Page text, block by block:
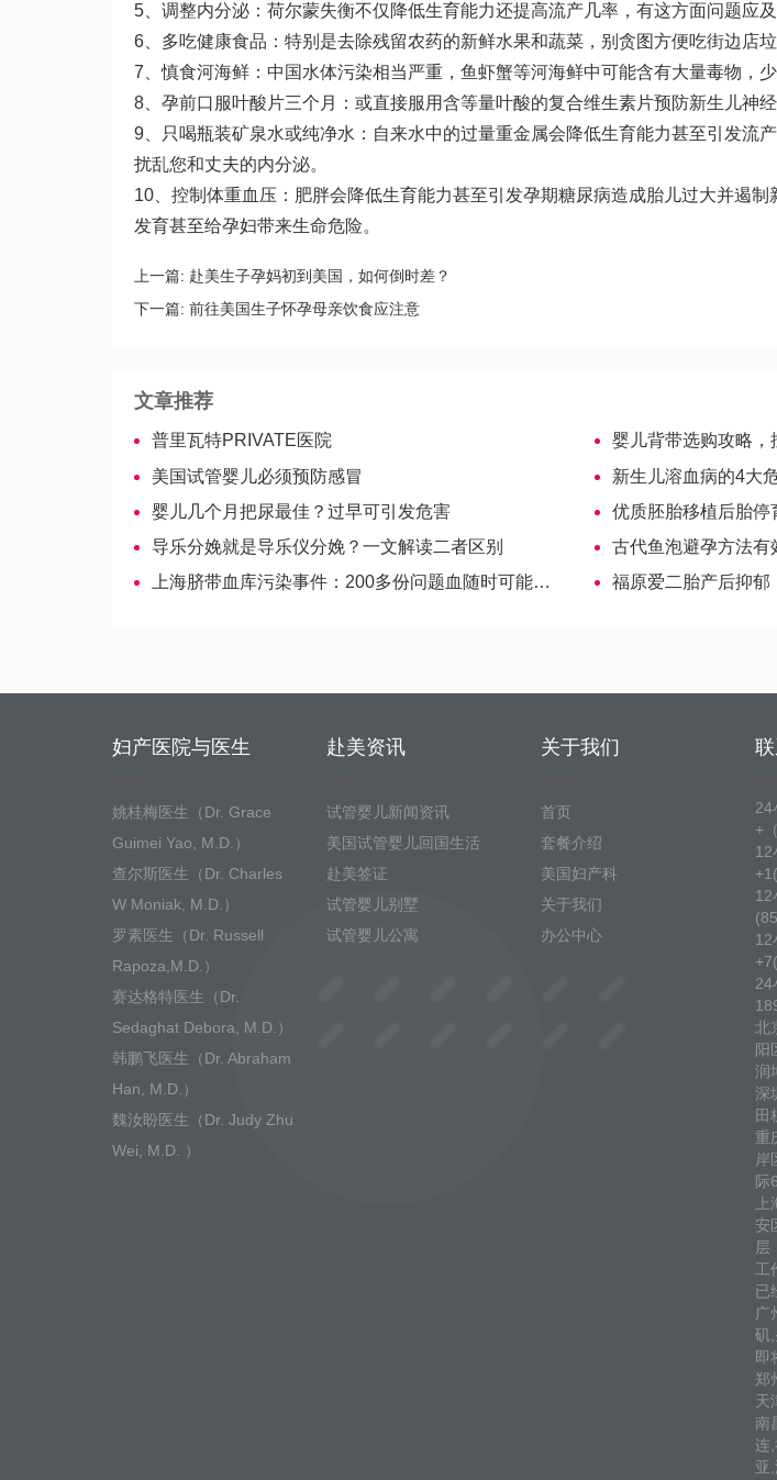
5、调整内分泌：荷尔蒙失衡不仅降低生育能力还提高流产几率，有这方面问题应及
6、多吃健康食品：特别是去除残留农药的新鲜水果和蔬菜，别贪图方便吃街边店垃
7、慎食河海鲜：中国水体污染相当严重，鱼虾蟹等河海鲜中可能含有大量毒物，少
8、孕前口服叶酸片三个月：或直接服用含等量叶酸的复合维生素片预防新生儿神经
9、只喝瓶装矿泉水或纯净水：自来水中的过量重金属会降低生育能力甚至引发流
扰乱您和丈夫的内分泌。
10、控制体重血压：肥胖会降低生育能力甚至引发孕期糖尿病造成胎儿过大并遏
发育甚至给孕妇带来生命危险。
上一篇: 赴美生子孕妈初到美国，如何倒时差？
下一篇: 前往美国生子怀孕母亲饮食应注意
文章推荐
普里瓦特PRIVATE医院
婴儿背带选购攻略，按尺寸
美国试管婴儿必须预防感冒
新生儿溶血病的4大
婴儿几个月把尿最佳？过早可引发危害
优质胚胎移植后胎停育不少见
导乐分娩就是导乐仪分娩？一文解读二者区别
古代鱼泡避孕方法有
上海脐带血库污染事件：200多份问题血随时可能被使用
福原爱二胎产后抑郁，
妇产医院与医生
姚桂梅医生（Dr. Grace
Guimei Yao, M.D.）
查尔斯医生（Dr. Charles
W Moniak, M.D.）
罗素医生（Dr. Russell
Rapoza,M.D.）
赛达格特医生（Dr.
Sedaghat Debora, M.D.）
韩鹏飞医生（Dr. Abraham
Han, M.D.）
魏汝盼医生（Dr. Judy Zhu
Wei, M.D. ）
赴美资讯
试管婴儿新闻资讯
美国试管婴儿回国生活
赴美签证
试管婴儿别墅
试管婴儿公寓
关于我们
首页
套餐介绍
美国妇产科
关于我们
办公中心
24
+
12
12
12
24
北
阳
润
深
田
重
岸
际
安
层
工
已
广
矶
即
郑
天
南
连
亚